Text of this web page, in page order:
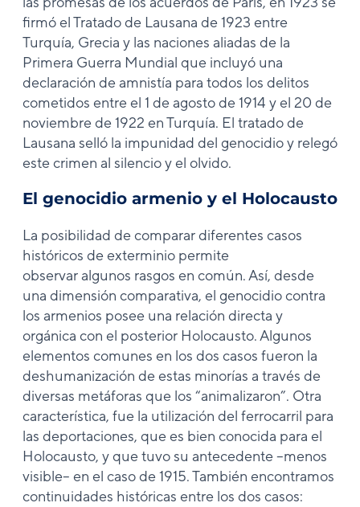
firmó el Tratado de Lausana de 1923 entre
Turquía, Grecia y las naciones aliadas de la
Primera Guerra Mundial que incluyó una
declaración de amnistía para todos los delitos
cometidos entre el 1 de agosto de 1914 y el 20 de
noviembre de 1922 en Turquía. El tratado de
Lausana selló la impunidad del genocidio y relegó
este crimen al silencio y el olvido.
El genocidio armenio y el Holocausto
La posibilidad de comparar diferentes casos
históricos de exterminio permite
observar algunos rasgos en común. Así, desde
una dimensión comparativa, el genocidio contra
los armenios posee una relación directa y
orgánica con el posterior Holocausto. Algunos
elementos comunes en los dos casos fueron la
deshumanización de estas minorías a través de
diversas metáforas que los “animalizaron”. Otra
característica, fue la utilización del ferrocarril para
las deportaciones, que es bien conocida para el
Holocausto, y que tuvo su antecedente –menos
visible– en el caso de 1915. También encontramos
continuidades históricas entre los dos casos: